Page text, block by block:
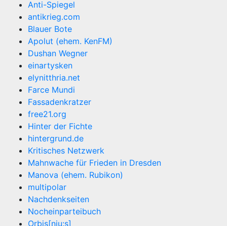
Anti-Spiegel
antikrieg.com
Blauer Bote
Apolut (ehem. KenFM)
Dushan Wegner
einartysken
elynitthria.net
Farce Mundi
Fassadenkratzer
free21.org
Hinter der Fichte
hintergrund.de
Kritisches Netzwerk
Mahnwache für Frieden in Dresden
Manova (ehem. Rubikon)
multipolar
Nachdenkseiten
Nocheinparteibuch
Orbis[nju:s]